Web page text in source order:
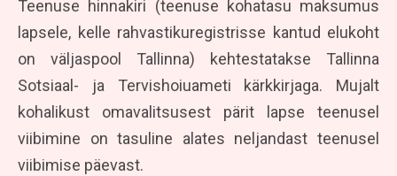
Teenuse hinnakiri (teenuse kohatasu maksumus
lapsele, kelle rahvastikuregistrisse kantud elukoht
on väljaspool Tallinna) kehtestatakse Tallinna
Sotsiaal- ja Tervishoiuameti kärkkirjaga. Mujalt
kohalikust omavalitsusest pärit lapse teenusel
viibimine on tasuline alates neljandast teenusel
viibimise päevast.